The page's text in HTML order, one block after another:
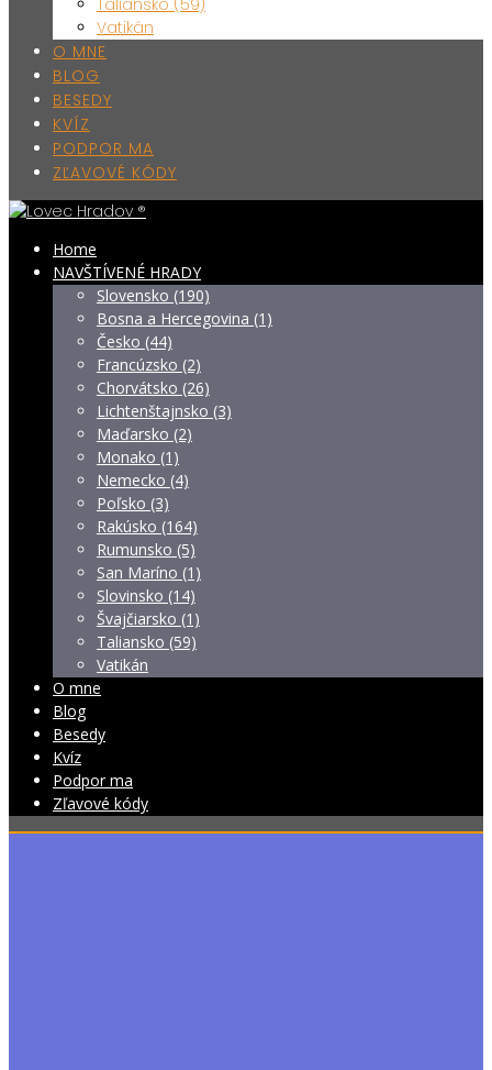
Taliansko (59)
Vatikán
O MNE
BLOG
BESEDY
KVÍZ
PODPOR MA
ZĽAVOVÉ KÓDY
Home
NAVŠTÍVENÉ HRADY
Slovensko (190)
Bosna a Hercegovina (1)
Česko (44)
Francúzsko (2)
Chorvátsko (26)
Lichtenštajnsko (3)
Maďarsko (2)
Monako (1)
Nemecko (4)
Poľsko (3)
Rakúsko (164)
Rumunsko (5)
San Maríno (1)
Slovinsko (14)
Švajčiarsko (1)
Taliansko (59)
Vatikán
O mne
Blog
Besedy
Kvíz
Podpor ma
Zľavové kódy